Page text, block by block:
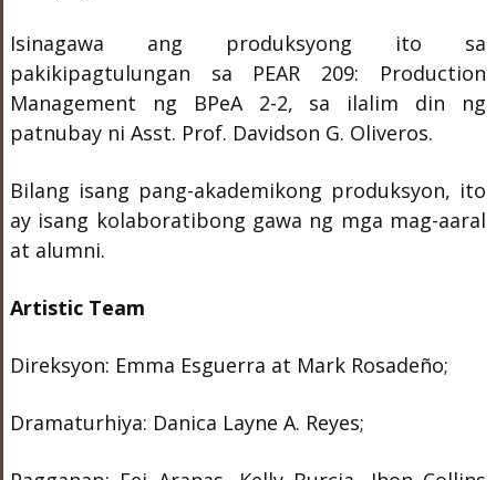
Isinagawa ang produksyong ito sa
pakikipagtulungan sa PEAR 209: Production
Management ng BPeA 2-2, sa ilalim din ng
patnubay ni Asst. Prof. Davidson G. Oliveros.
Bilang isang pang-akademikong produksyon, ito
ay isang kolaboratibong gawa ng mga mag-aaral
at alumni.
Artistic Team
Direksyon: Emma Esguerra at Mark Rosadeño;
Dramaturhiya: Danica Layne A. Reyes;